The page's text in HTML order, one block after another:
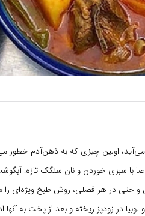
اولین چیزی که به ذهن‌آدم خطور
سبزی خوردن و نان سنگک تازه!
و حتی در هر فصلی، روش طبخ ویژه‌ای را
لوبیا در زودپز ریخته و بعد از پخت به